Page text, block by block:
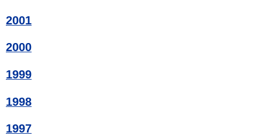
2001
2000
1999
1998
1997